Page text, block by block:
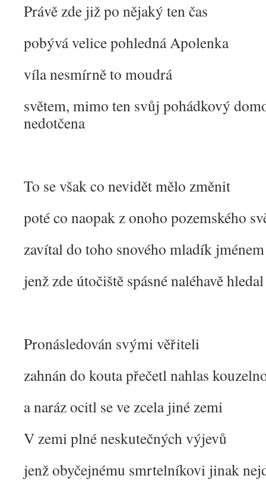
Právě zde již po nějaký ten čas
pobývá velice pohledná Apolenka
víla nesmírně to moudrá
světem, mimo ten svůj pohádkový
nedotčena
To se však co nevidět mělo změnit
poté co naopak z onoho pozemského
zavítal do toho snového mladík
jenž zde útočiště spásné naléhavě hledal
Pronásledován svými věřiteli
zahnán do kouta přečetl nahlas
a naráz ocitl se ve zcela jiné zemi
V zemi plné neskutečných výjevů
jenž obyčejnému smrtelníkovi jinak